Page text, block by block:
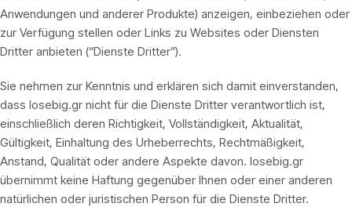
Anwendungen und anderer Produkte) anzeigen, einbeziehen oder
zur Verfügung stellen oder Links zu Websites oder Diensten
Dritter anbieten (“Dienste Dritter”).
Sie nehmen zur Kenntnis und erklären sich damit einverstanden,
dass losebig.gr nicht für die Dienste Dritter verantwortlich ist,
einschließlich deren Richtigkeit, Vollständigkeit, Aktualität,
Gültigkeit, Einhaltung des Urheberrechts, Rechtmäßigkeit,
Anstand, Qualität oder andere Aspekte davon. losebig.gr
übernimmt keine Haftung gegenüber Ihnen oder einer anderen
natürlichen oder juristischen Person für die Dienste Dritter.